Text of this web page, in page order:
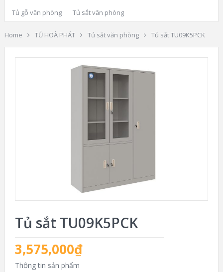
Tủ gỗ văn phòng
Tủ sắt văn phòng
Home TỦ HOÀ PHÁT Tủ sắt văn phòng Tủ sắt TU09K5PCK
Tủ sắt TU09K5PCK
3,575,000₫
Thông tin sản phẩm